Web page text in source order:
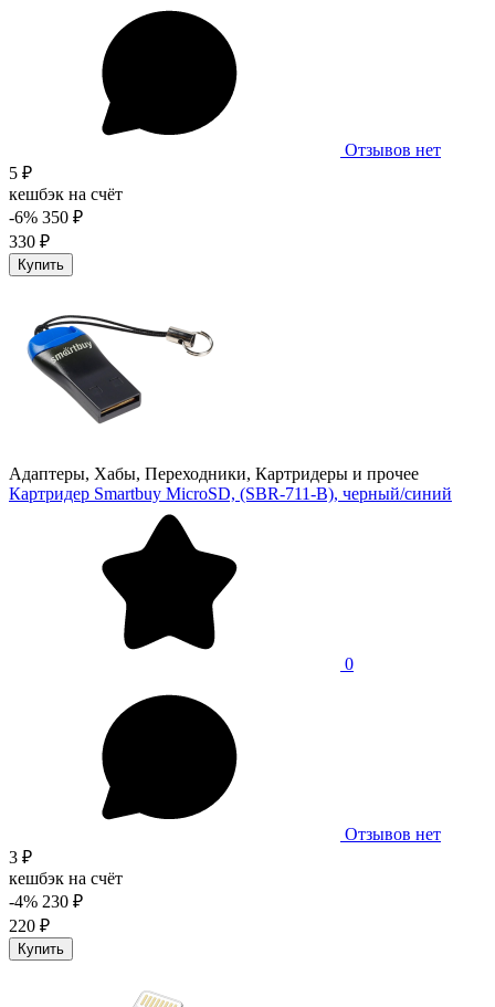
Отзывов нет
5 ₽
кешбэк на счёт
-6% 350 ₽
330 ₽
Купить
Адаптеры, Хабы, Переходники, Картридеры и прочее
Картридер Smartbuy MicroSD, (SBR-711-B), черный/синий
0
Отзывов нет
3 ₽
кешбэк на счёт
-4% 230 ₽
220 ₽
Купить